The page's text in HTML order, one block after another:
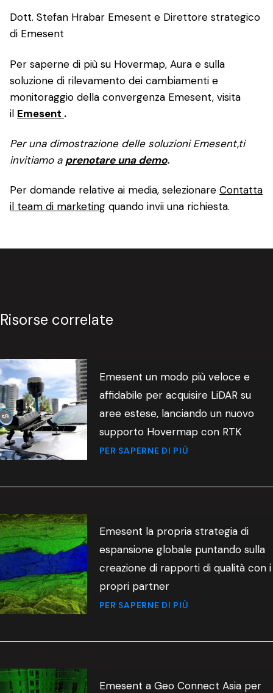
Dott. Stefan Hrabar Emesent e Direttore strategico
di Emesent
Per saperne di più su Hovermap, Aura e sulla
soluzione di rilevamento dei cambiamenti e
monitoraggio della convergenza Emesent, visita
il Emesent .
Per una dimostrazione delle soluzioni Emesent,ti
invitiamo a prenotare una demo.
Per domande relative ai media, selezionare Contatta
il team di marketing quando invii una richiesta.
Risorse correlate
Emesent un modo più veloce e
affidabile per acquisire LiDAR su
aree estese, lanciando un nuovo
supporto Hovermap con RTK
PER SAPERNE DI PIÙ
Emesent la propria strategia di
espansione globale puntando sulla
creazione di rapporti di qualità con i
propri partner
PER SAPERNE DI PIÙ
Emesent a Geo Connect Asia per